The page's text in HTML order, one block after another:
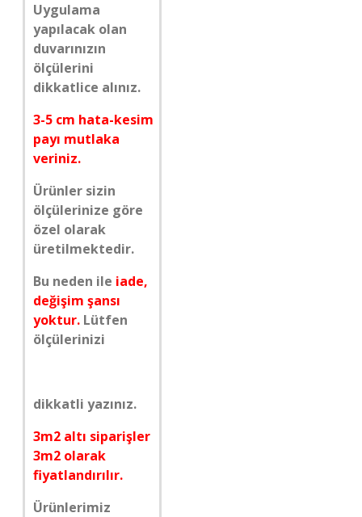
Uygulama
yapılacak olan
duvarınızın
ölçülerini
dikkatlice alınız.
3-5 cm hata-kesim
payı mutlaka
veriniz.
Ürünler sizin
ölçülerinize göre
özel olarak
üretilmektedir.
Bu neden ile iade,
değişim şansı
yoktur. Lütfen
ölçülerinizi
dikkatli yazınız.
3m2 altı siparişler
3m2 olarak
fiyatlandırılır.
Ürünlerimiz